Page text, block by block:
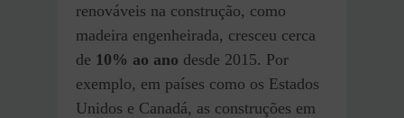
renováveis na construção, como
madeira engenheirada, cresceu cerca
de 10% ao ano desde 2015. Por
exemplo, em países como os Estados
Unidos e Canadá, as construções em